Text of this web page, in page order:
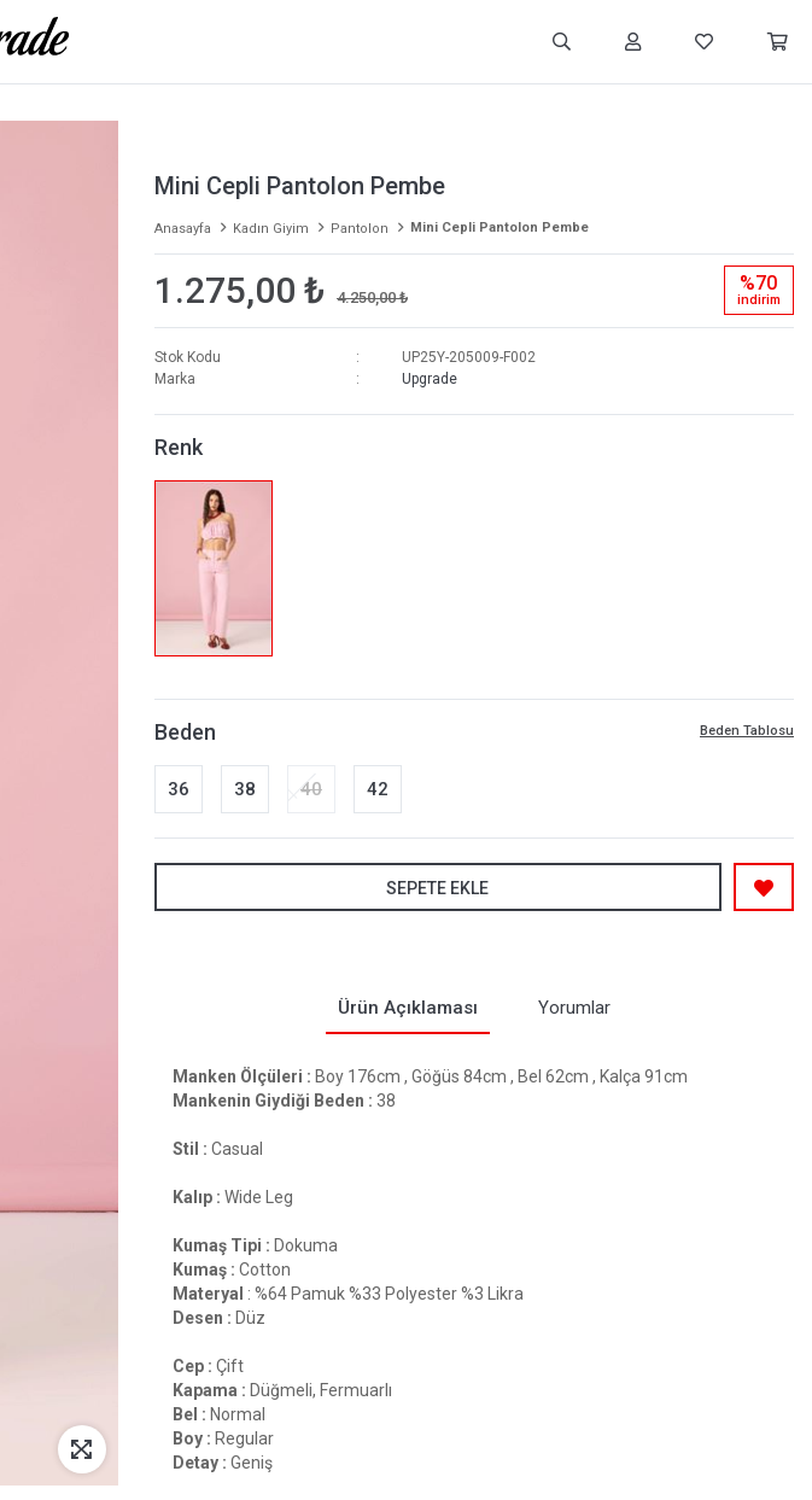
Mini Cepli Pantolon Pembe
Anasayfa Kadın Giyim Pantolon Mini Cepli Pantolon Pembe
1.275,00 ₺ 4.250,00 ₺
%70
i̇ndi̇ri̇m
Stok Kodu
UP25Y-205009-F002
Marka
Upgrade
Renk
Beden Tablosu
Beden
36 38 40 42
SEPETE EKLE
Ürün Açıklaması Yorumlar
Manken Ölçüleri : Boy 176cm , Göğüs 84cm , Bel 62cm , Kalça 91cm
Mankenin Giydiği Beden : 38
Stil : Casual
Kalıp : Wide Leg
Kumaş Tipi : Dokuma
Kumaş : Cotton
Materyal : %64 Pamuk %33 Polyester %3 Likra
Desen : Düz
Cep : Çift
Kapama : Düğmeli, Fermuarlı
Bel : Normal
Boy : Regular
Detay : Geniş